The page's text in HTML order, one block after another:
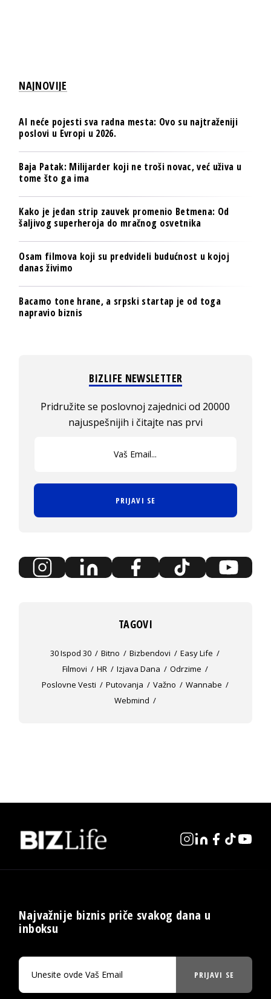
NAJNOVIJE
AI neće pojesti sva radna mesta: Ovo su najtraženiji
poslovi u Evropi u 2026.
Baja Patak: Milijarder koji ne troši novac, već uživa u
tome što ga ima
Kako je jedan strip zauvek promenio Betmena: Od
šaljivog superheroja do mračnog osvetnika
Osam filmova koji su predvideli budućnost u kojoj
danas živimo
Bacamo tone hrane, a srpski startap je od toga
napravio biznis
BIZLIFE NEWSLETTER
Pridružite se poslovnoj zajednici od 20000
najuspešnijih i čitajte nas prvi
PRIJAVI SE
TAGOVI
30 Ispod 30 Bitno Bizbendovi
Easy Life
Filmovi
HR Izjava Dana
Odrzime
Poslovne Vesti
Putovanja Važno
Wannabe
Webmind
Najvažnije biznis priče svakog dana u
inboksu
PRIJAVI SE